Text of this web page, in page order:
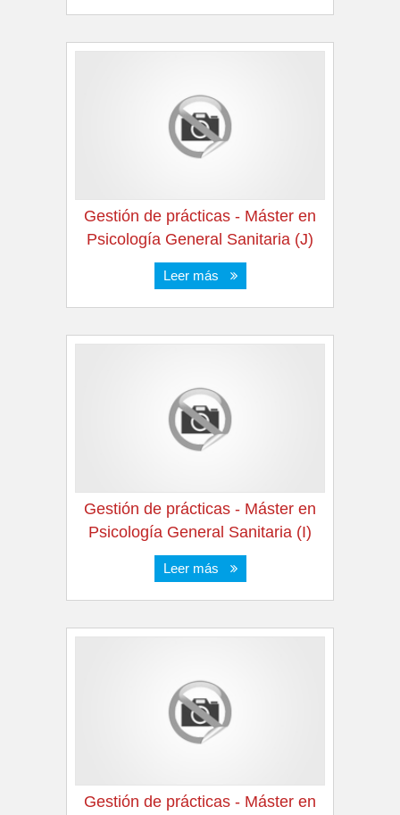
Gestión de prácticas - Máster en
Psicología General Sanitaria (J)
Leer más
Gestión de prácticas - Máster en
Psicología General Sanitaria (I)
Leer más
Gestión de prácticas - Máster en